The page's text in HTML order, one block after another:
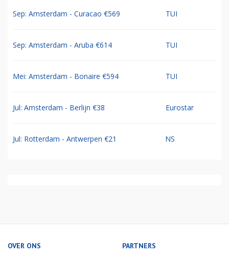
Sep: Amsterdam - Curacao €569 TUI
Sep: Amsterdam - Aruba €614 TUI
Mei: Amsterdam - Bonaire €594 TUI
Jul: Amsterdam - Berlijn €38 Eurostar
Jul: Rotterdam - Antwerpen €21 NS
OVER ONS PARTNERS